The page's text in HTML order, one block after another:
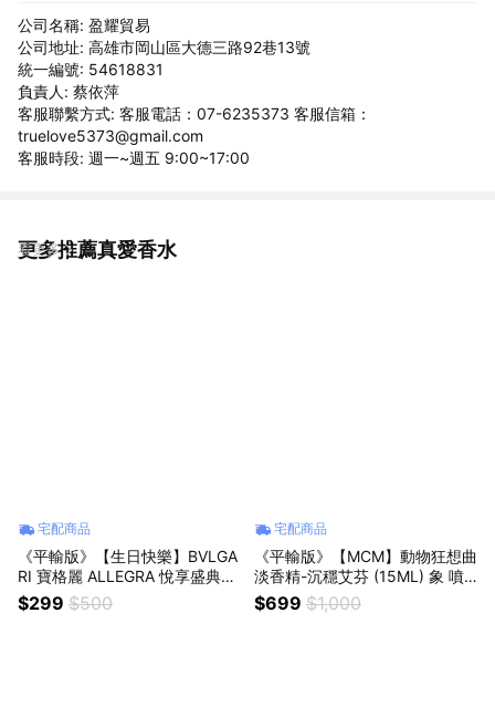
公司名稱: 盈耀貿易
公司地址: 高雄市岡山區大德三路92巷13號
統一編號: 54618831
負責人: 蔡依萍
客服聯繫方式: 客服電話：07-6235373 客服信箱：
truelove5373@gmail.com
客服時段: 週一~週五 9:00~17:00
更多推薦真愛香水
看更多
宅配商品
《平輸版》【生日快樂】BVLGA
RI 寶格麗 ALLEGRA 悅享盛典系
列-夢幻派對淡香精 (1.5MLX2入)
噴式針管『LINE禮物獨家』
$299 $500
宅配商品
《平輸版》【MCM】動物狂想曲
淡香精-沉穩艾芬 (15ML) 象 噴
式小香｜教師節｜中秋節｜星座
禮｜生日禮物｜情人節｜感謝禮
$699 $1,000